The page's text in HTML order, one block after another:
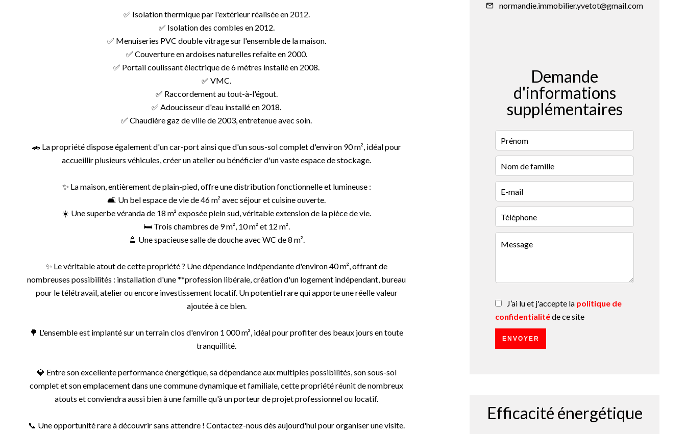
✅ Isolation thermique par l'extérieur réalisée en 2012.
✅ Isolation des combles en 2012.
✅ Menuiseries PVC double vitrage sur l'ensemble de la maison.
✅ Couverture en ardoises naturelles refaite en 2000.
✅ Portail coulissant électrique de 6 mètres installé en 2008.
✅ VMC.
✅ Raccordement au tout-à-l'égout.
✅ Adoucisseur d'eau installé en 2018.
✅ Chaudière gaz de ville de 2003, entretenue avec soin.
🚗 La propriété dispose également d'un car-port ainsi que d'un sous-sol complet d'environ 90 m², idéal pour
accueillir plusieurs véhicules, créer un atelier ou bénéficier d'un vaste espace de stockage.
✨ La maison, entièrement de plain-pied, offre une distribution fonctionnelle et lumineuse :
🛋️ Un bel espace de vie de 46 m² avec séjour et cuisine ouverte.
☀️ Une superbe véranda de 18 m² exposée plein sud, véritable extension de la pièce de vie.
🛏️ Trois chambres de 9 m², 10 m² et 12 m².
🚿 Une spacieuse salle de douche avec WC de 8 m².
✨ Le véritable atout de cette propriété ? Une dépendance indépendante d'environ 40 m², offrant de
nombreuses possibilités : installation d'une **profession libérale, création d'un logement indépendant, bureau
pour le télétravail, atelier ou encore investissement locatif. Un potentiel rare qui apporte une réelle valeur
ajoutée à ce bien.
🌳 L'ensemble est implanté sur un terrain clos d'environ 1 000 m², idéal pour profiter des beaux jours en toute
tranquillité.
💎 Entre son excellente performance énergétique, sa dépendance aux multiples possibilités, son sous-sol
complet et son emplacement dans une commune dynamique et familiale, cette propriété réunit de nombreux
atouts et conviendra aussi bien à une famille qu'à un porteur de projet professionnel ou locatif.
📞 Une opportunité rare à découvrir sans attendre ! Contactez-nous dès aujourd'hui pour organiser une visite.
normandie.immobilier.yvetot@gmail.com
Demande
d'informations
supplémentaires
J’ai lu et j'accepte la politique de
confidentialitéde ce site
ENVOYER
Efficacité énergétique